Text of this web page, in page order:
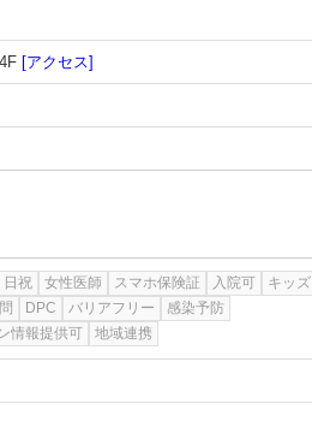
[アクセス]
日祝 女性医師 スマホ保険証 入院可 キッズ
DPC バリアフリー
感染予防
情報提供可 地域連携